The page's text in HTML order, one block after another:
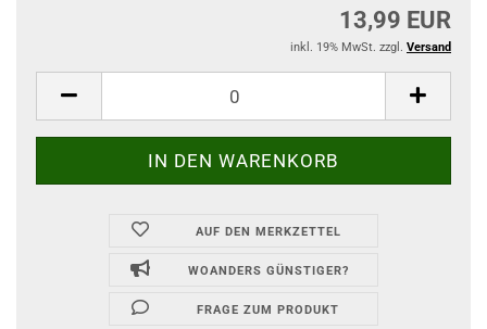
13,99 EUR
inkl. 19% MwSt. zzgl. Versand
AUF DEN MERKZETTEL
WOANDERS GÜNSTIGER?
FRAGE ZUM PRODUKT